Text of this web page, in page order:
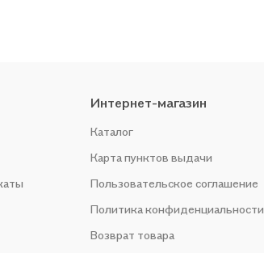
Интернет-магазин
Каталог
Карта пунктов выдачи
Пользовательское соглашение
Политика конфиденциальности
Возврат товара